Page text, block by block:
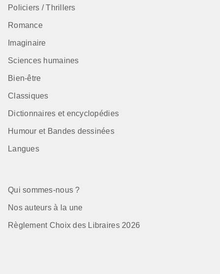
Policiers / Thrillers
Romance
Imaginaire
Sciences humaines
Bien-être
Classiques
Dictionnaires et encyclopédies
Humour et Bandes dessinées
Langues
Qui sommes-nous ?
Nos auteurs à la une
Règlement Choix des Libraires 2026